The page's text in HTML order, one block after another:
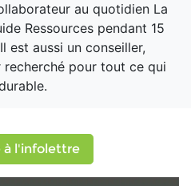
au quotidien La
Ressources pendant 15
est aussi un conseiller,
pour tout ce qui
à l'infolettre